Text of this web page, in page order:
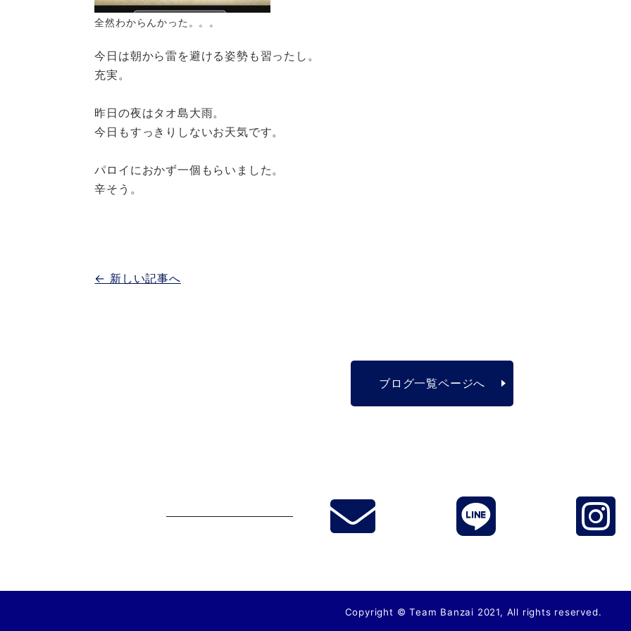
全然わからんかった。。。
今日は朝から雷を避ける姿勢も習ったし。
充実。
昨日の夜はタオ島大雨。
今日もすっきりしないお天気です。
パロイにおかず一個もらいました。
辛そう。
← 新しい記事へ
ブログ一覧ページへ
Copyright © Team Banzai 2021, All rights reserved.